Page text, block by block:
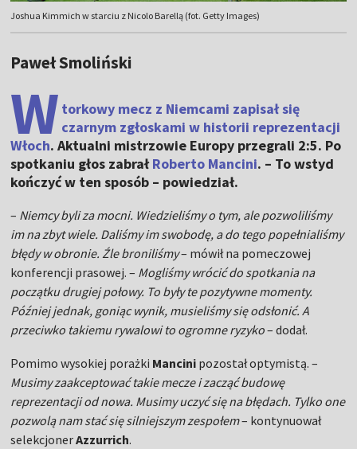
Joshua Kimmich w starciu z Nicolo Barellą (fot. Getty Images)
Paweł Smoliński
W torkowy mecz z Niemcami zapisał się
czarnym zgłoskami w historii reprezentacji
Włoch. Aktualni mistrzowie Europy przegrali 2:5. Po
spotkaniu głos zabrałRoberto Mancini. – To wstyd
kończyć w ten sposób – powiedział.
– Niemcy byli za mocni. Wiedzieliśmy o tym, ale pozwoliliśmy
im na zbyt wiele. Daliśmy im swobodę, a do tego popełnialiśmy
błędy w obronie. Źle broniliśmy– mówił na pomeczowej
konferencji prasowej. – Mogliśmy wrócić do spotkania na
początku drugiej połowy. To były te pozytywne momenty.
Później jednak, goniąc wynik, musieliśmy się odsłonić. A
przeciwko takiemu rywalowi to ogromne ryzyko– dodał.
Pomimo wysokiej porażki Mancini pozostał optymistą. –
Musimy zaakceptować takie mecze i zacząć budowę
reprezentacji od nowa. Musimy uczyć się na błędach. Tylko one
pozwolą nam stać się silniejszym zespołem– kontynuował
selekcjonerAzzurrich.